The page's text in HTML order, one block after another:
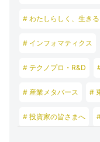
# わたしらしく、生きる
# インフォマティクス
# テクノプロ・R&D
# 産業メタバース #
# 投資家の皆さまへ